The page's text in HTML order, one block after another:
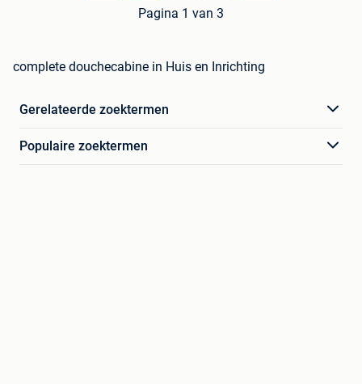
Pagina 1 van 3
complete douchecabine in Huis en Inrichting
Gerelateerde zoektermen
Populaire zoektermen